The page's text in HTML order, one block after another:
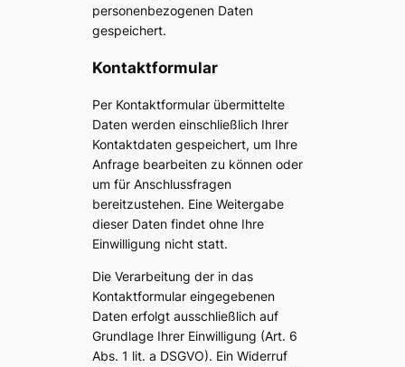
personenbezogenen Daten
gespeichert.
Kontaktformular
Per Kontaktformular übermittelte
Daten werden einschließlich Ihrer
Kontaktdaten gespeichert, um Ihre
Anfrage bearbeiten zu können oder
um für Anschlussfragen
bereitzustehen. Eine Weitergabe
dieser Daten findet ohne Ihre
Einwilligung nicht statt.
Die Verarbeitung der in das
Kontaktformular eingegebenen
Daten erfolgt ausschließlich auf
Grundlage Ihrer Einwilligung (Art. 6
Abs. 1 lit. a DSGVO). Ein Widerruf